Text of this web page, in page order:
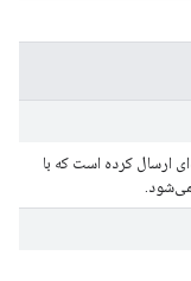
ارسال کرده است که با